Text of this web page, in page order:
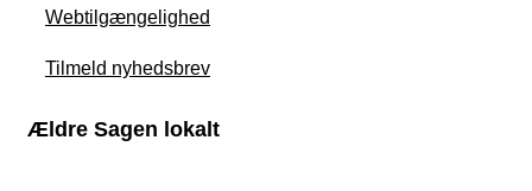
Webtilgængelighed
Tilmeld nyhedsbrev
Ældre Sagen lokalt